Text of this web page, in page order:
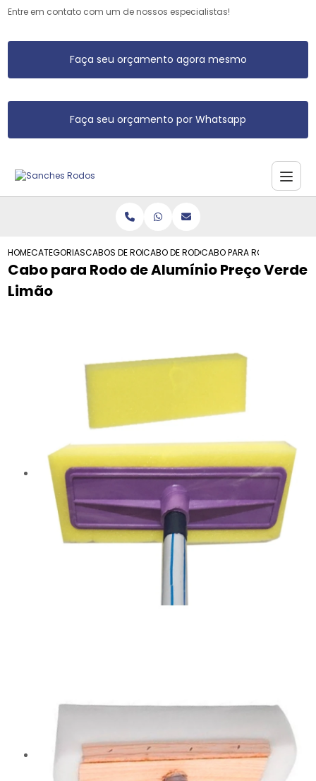
Entre em contato com um de nossos especialistas!
Faça seu orçamento agora mesmo
Faça seu orçamento por Whatsapp
HOMECATEGORIASCABOS DE RODO DE ALUMINIO
CABO DE RODO DE ALUMINIO
CABO PARA RODO DE
Cabo para Rodo de Alumínio Preço Verde
Limão